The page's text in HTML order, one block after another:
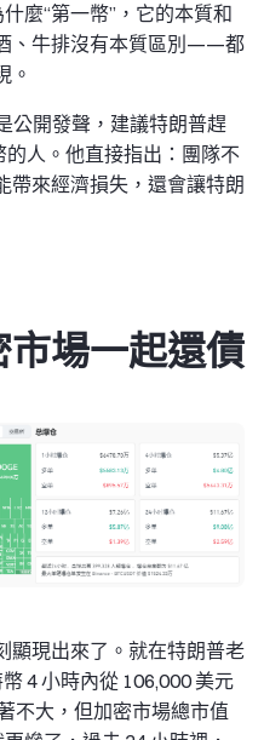
麼“第一幣”，它的本質和
、牛排沒有本質區別——都
。
公開發聲，建議特朗普趕
的人。他直接指出：團隊不
帶來經濟損失，還會讓特朗
場一起還債
顯現出來了。就在特朗普老
4 小時內從 106,000 美元
不大，但加密市場總市值